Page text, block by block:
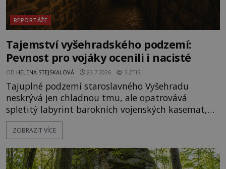
REPORTÁŽE
Tajemství vyšehradského podzemí:
Pevnost pro vojáky ocenili i nacisté
OD HELENA STEJSKALOVÁ 23.7.2026 3.2TIS
Tajuplné podzemí staroslavného Vyšehradu
neskrývá jen chladnou tmu, ale opatrovává
spletitý labyrint barokních vojenských kasemat,
zapomenuté chrámy a vzácné národní poklady.
Hluboko uvnitř mohutné skály nad řekou Vltavou
vyhýbá shonu moderní metropole. Místo, ke
ZOBRAZIT VÍCE